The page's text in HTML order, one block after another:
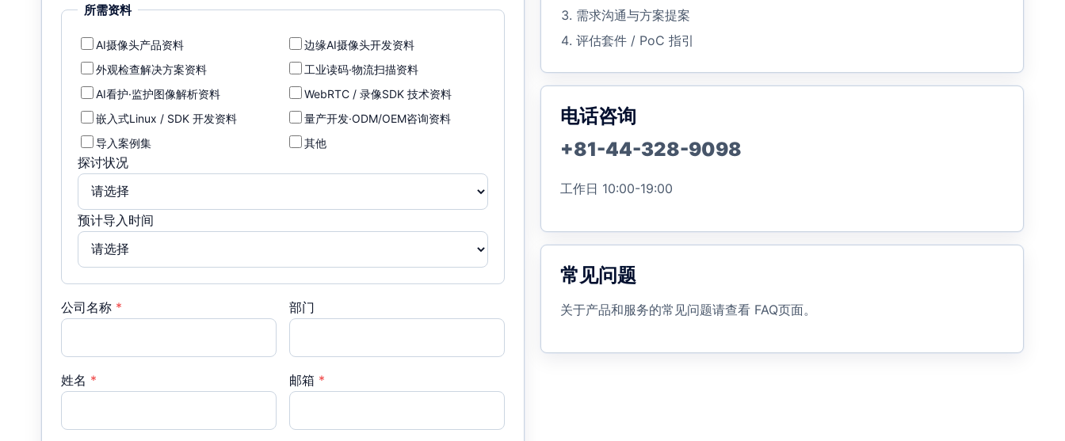
所需资料
AI摄像头产品资料
边缘AI摄像头开发资料
外观检查解决方案资料
工业读码·物流扫描资料
AI看护·监护图像解析资料
WebRTC / 录像SDK 技术资料
嵌入式Linux / SDK 开发资料
量产开发·ODM/OEM咨询资料
导入案例集
其他
探讨状况
预计导入时间
公司名称 * 部门
姓名 * 邮箱 *
需求沟通与方案提案
评估套件 / PoC 指引
电话咨询
+81-44-328-9098
工作日 10:00-19:00
常见问题
关于产品和服务的常见问题请查看 FAQ页面。